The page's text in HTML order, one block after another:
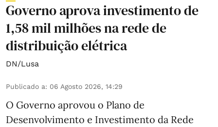
Governo aprova investimento de
1,58 mil milhões na rede de
distribuição elétrica
DN/Lusa
Publicado a: 06 Agosto 2026, 14:29
O Governo aprovou o Plano de
Desenvolvimento e Investimento da Rede